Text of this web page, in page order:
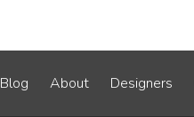
Blog About Designers